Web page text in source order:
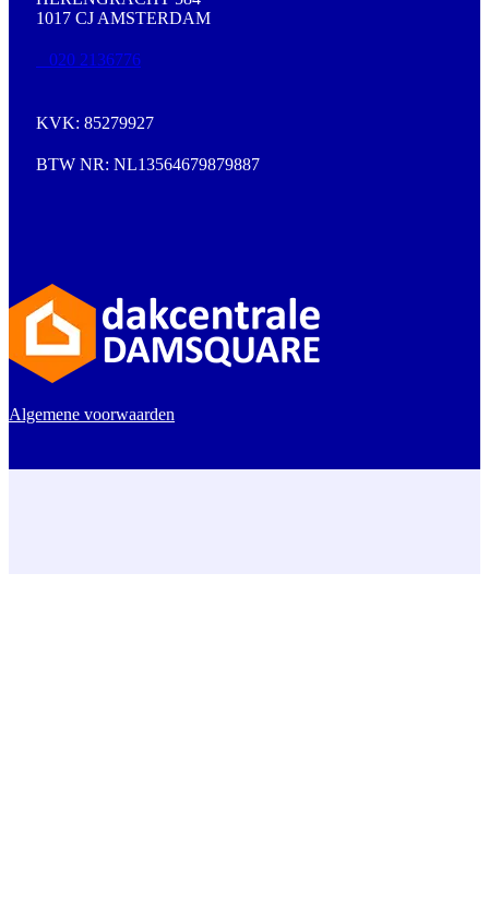
1017 CJ AMSTERDAM
020 2136776
KVK: 85279927
BTW NR: NL13564679879887
Algemene voorwaarden